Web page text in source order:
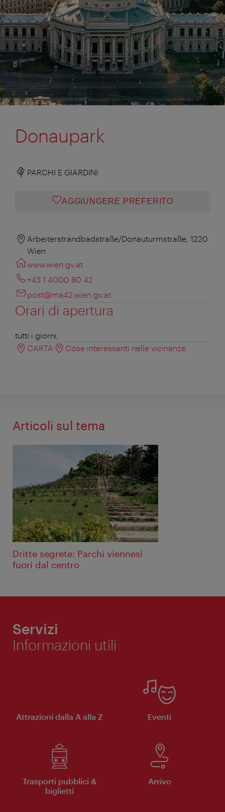
Donaupark
PARCHI E GIARDINI
AGGIUNGERE PREFERITO
Arbeiterstrandbadstraße/Donauturmstraße, 1220
Wien
www.wien.gv.at
+43 1 4000 80 42
post@ma42.wien.gv.at
Orari di apertura
tutti i giorni,
CARTA
Cose interessanti nelle vicinanze
Articoli sul tema
Dritte segrete: Parchi viennesi
fuori dal centro
Servizi
Informazioni utili
Attrazioni dalla A alla Z Eventi
Trasporti pubblici &
biglietti
Arrivo